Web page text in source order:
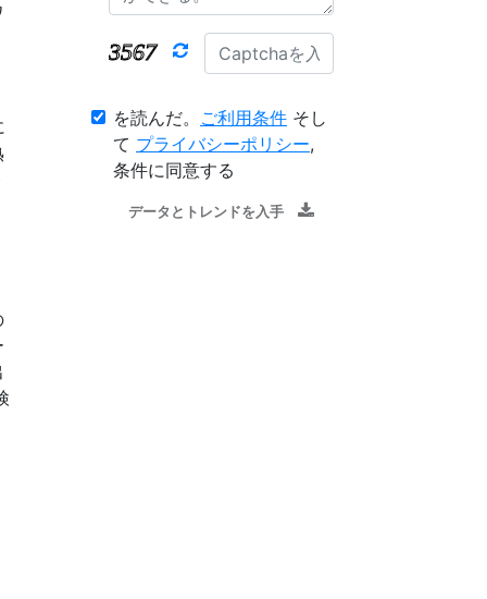
を読んだ。 ご利用条件 そし
て プライバシーポリシー,
条件に同意する
データとトレンドを入手